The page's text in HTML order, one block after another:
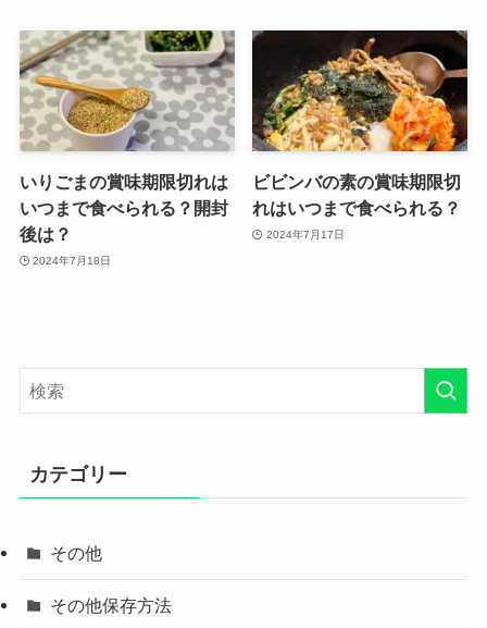
いりごまの賞味期限切れは
いつまで食べられる？開封
後は？
2024年7月18日
ビビンバの素の賞味期限切
れはいつまで食べられる？
2024年7月17日
カテゴリー
その他
その他保存方法